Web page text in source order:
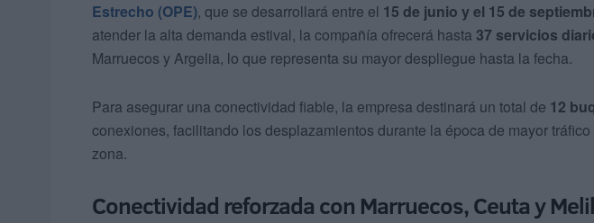
Estrecho (OPE), que se desarrollará entre el 15 de junio y el 15 de
atender la alta demanda estival, la compañía ofrecerá hasta 37 servicios
Marruecos y Argelia, lo que representa su mayor despliegue hasta la fecha.
Para asegurar una conectividad fiable, la empresa destinará un total de 12
conexiones, facilitando los desplazamientos durante la época de mayor
zona.
Conectividad reforzada con Marruecos, Ceuta y